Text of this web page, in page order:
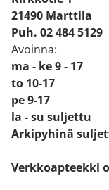
21490 Marttila
Puh. 02 484 5129
Avoinna:
ma - ke 9 - 17
to 10-17
pe 9-17
la - su suljettu
Arkipyhinä
Verkkoapteekki